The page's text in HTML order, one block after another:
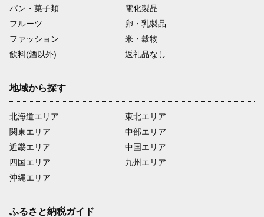
パン・菓子類
電化製品
フルーツ
卵・乳製品
ファッション
米・穀物
飲料(酒以外)
返礼品なし
地域から探す
北海道エリア
関東エリア
近畿エリア
四国エリア
沖縄エリア
東北エリア
中部エリア
中国エリア
九州エリア
ふるさと納税ガイド